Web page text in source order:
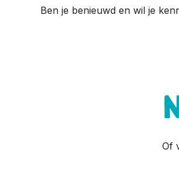
Ben je benieuwd en wil je
Of